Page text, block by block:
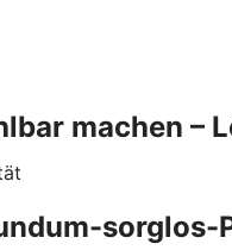
machen –
sorglos-